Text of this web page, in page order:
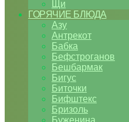
Щи
ГОРЯЧИЕ БЛЮДА
Азу
Антрекот
Бабка
Бефстроганов
Бешбармак
Бигус
Биточки
Бифштекс
Бризоль
Буженина